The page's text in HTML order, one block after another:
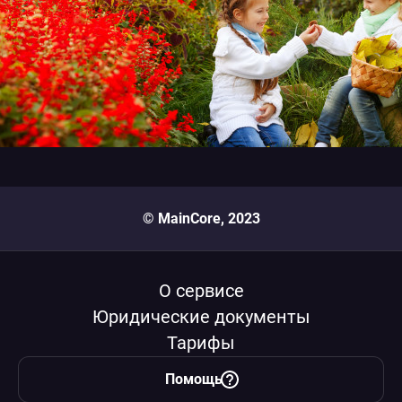
© MainCore, 2023
О сервисе
Юридические документы
Тарифы
Помощь